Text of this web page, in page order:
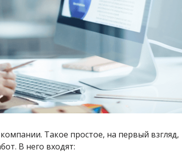
Такое простое, на первый взгляд,
В него входят: